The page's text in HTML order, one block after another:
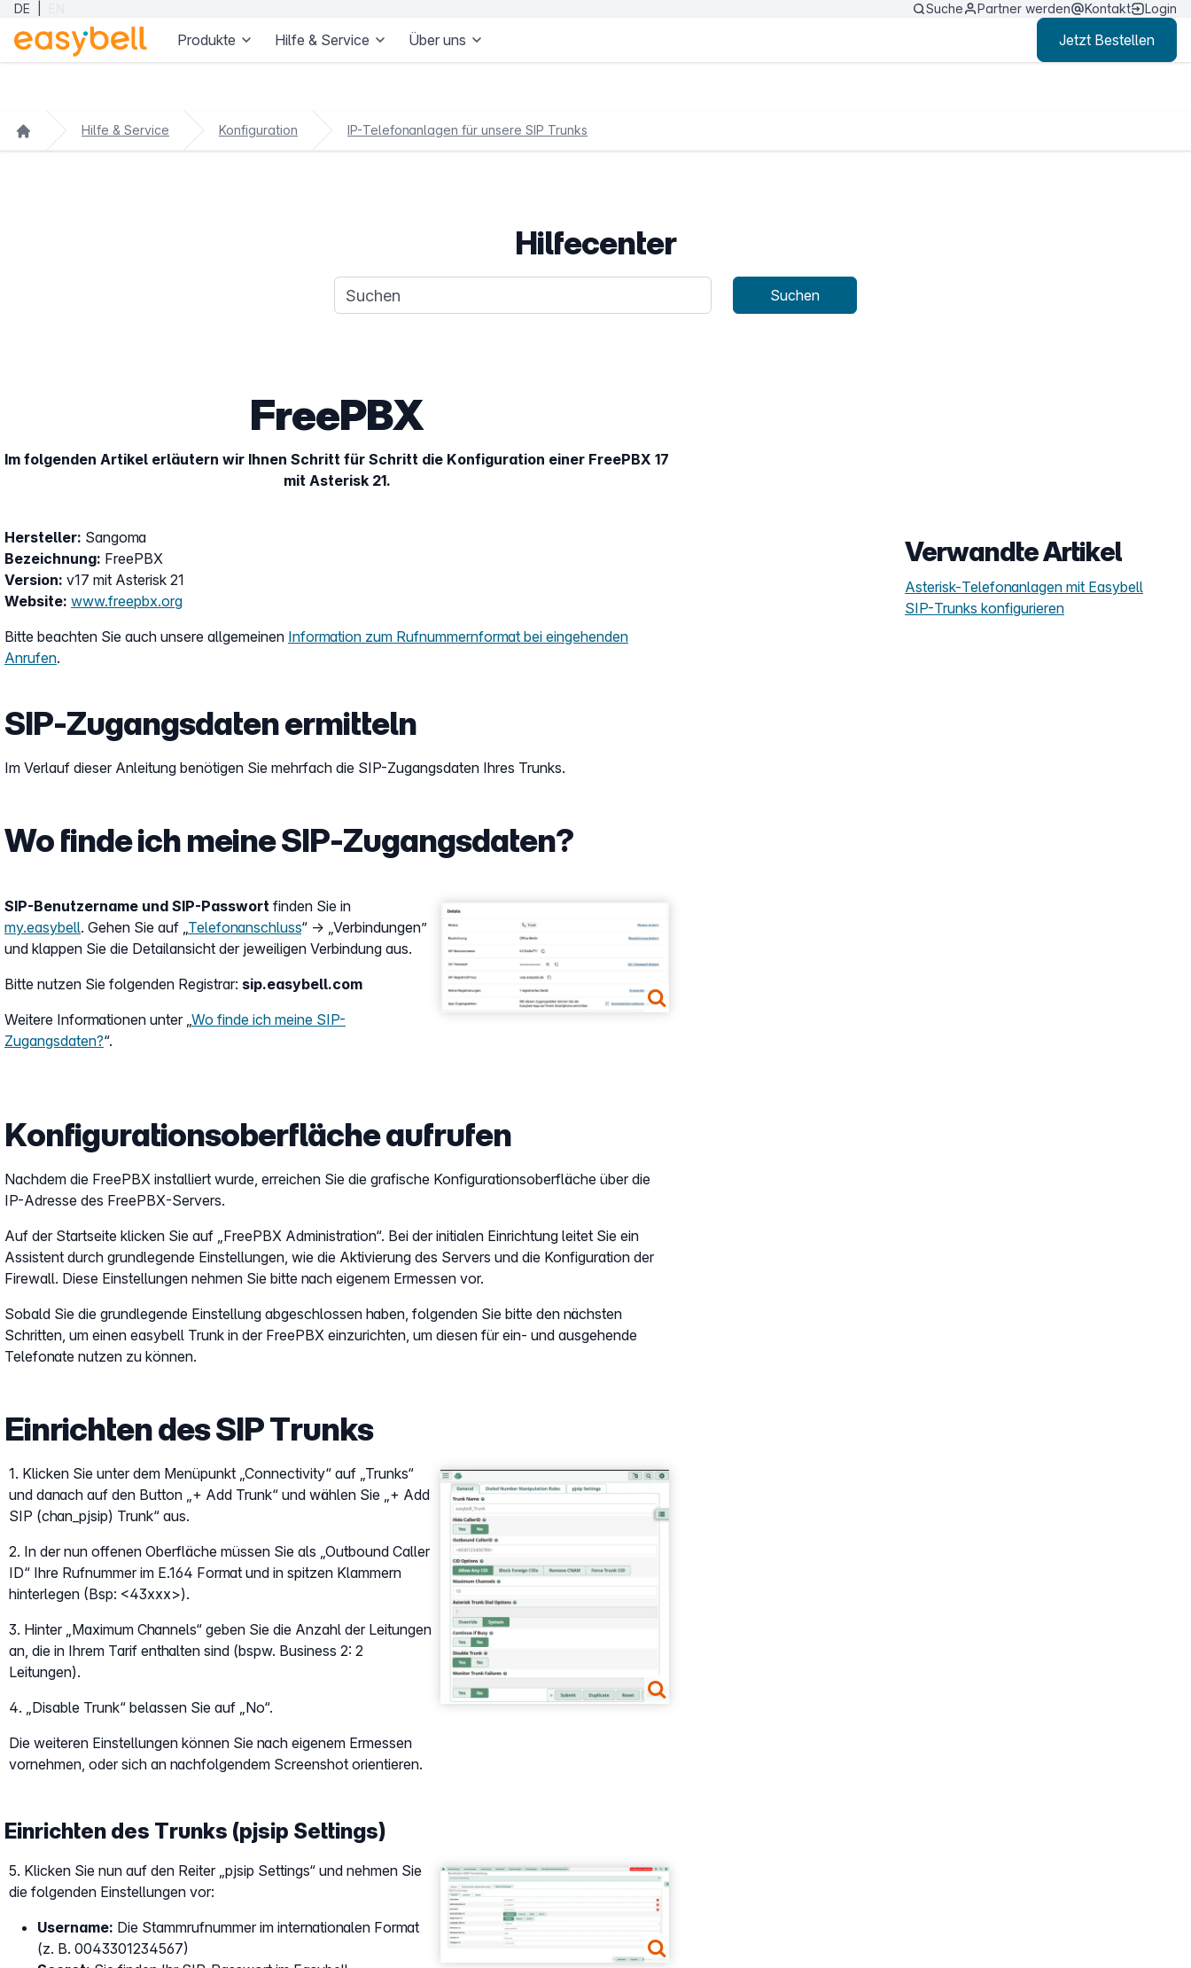
Zum Hauptinhalt springen
DE Suche Partner werden Kontakt Login
Produkte Hilfe & Service Über uns Jetzt Bestellen
Hilfe & Service Konfiguration IP-Telefonanlagen für unsere SIP Trunks
Hilfecenter
Suchanfrage Suchen
FreePBX
Im folgenden Artikel erläutern wir Ihnen Schritt für Schritt die Konfiguration einer FreePBX 17
mit Asterisk 21.
Hersteller: Sangoma
Bezeichnung: FreePBX
Version: v17 mit Asterisk 21
Website: www.freepbx.org
Bitte beachten Sie auch unsere allgemeinen Information zum Rufnummernformat bei eingehenden
Anrufen.
SIP-Zugangsdaten ermitteln
Im Verlauf dieser Anleitung benötigen Sie mehrfach die SIP-Zugangsdaten Ihres Trunks.
Wo finde ich meine SIP-Zugangsdaten?
Show larger version
SIP-Benutzername und SIP-Passwort finden Sie in
my.easybell. Gehen Sie auf „Telefonanschluss“ → „Verbindungen”
und klappen Sie die Detailansicht der jeweiligen Verbindung aus.
Bitte nutzen Sie folgenden Registrar: sip.easybell.com
Weitere Informationen unter „Wo finde ich meine SIP-
Zugangsdaten?“.
Konfigurationsoberfläche aufrufen
Nachdem die FreePBX installiert wurde, erreichen Sie die grafische Konfigurationsoberfläche über die
IP-Adresse des FreePBX-Servers.
Auf der Startseite klicken Sie auf „FreePBX Administration“. Bei der initialen Einrichtung leitet Sie ein
Assistent durch grundlegende Einstellungen, wie die Aktivierung des Servers und die Konfiguration der
Firewall. Diese Einstellungen nehmen Sie bitte nach eigenem Ermessen vor.
Sobald Sie die grundlegende Einstellung abgeschlossen haben, folgenden Sie bitte den nächsten
Schritten, um einen easybell Trunk in der FreePBX einzurichten, um diesen für ein- und ausgehende
Telefonate nutzen zu können.
Einrichten des SIP Trunks
1. Klicken Sie unter dem Menüpunkt „Connectivity“ auf „Trunks“
und danach auf den Button „+ Add Trunk“ und wählen Sie „+ Add
SIP (chan_pjsip) Trunk“ aus.
2. In der nun offenen Oberfläche müssen Sie als „Outbound Caller
ID“ Ihre Rufnummer im E.164 Format und in spitzen Klammern
hinterlegen (Bsp: <43xxx>).
3. Hinter „Maximum Channels“ geben Sie die Anzahl der Leitungen
an, die in Ihrem Tarif enthalten sind (bspw. Business 2: 2
Leitungen).
4. „Disable Trunk“ belassen Sie auf „No“.
Die weiteren Einstellungen können Sie nach eigenem Ermessen
vornehmen, oder sich an nachfolgendem Screenshot orientieren.
Show larger version
Einrichten des Trunks (pjsip Settings)
5. Klicken Sie nun auf den Reiter „pjsip Settings“ und nehmen Sie
die folgenden Einstellungen vor:
Username: Die Stammrufnummer im internationalen Format
(z. B. 0043301234567)
Show larger version
Verwandte Artikel
Asterisk-Telefonanlagen mit Easybell
SIP-Trunks konfigurieren